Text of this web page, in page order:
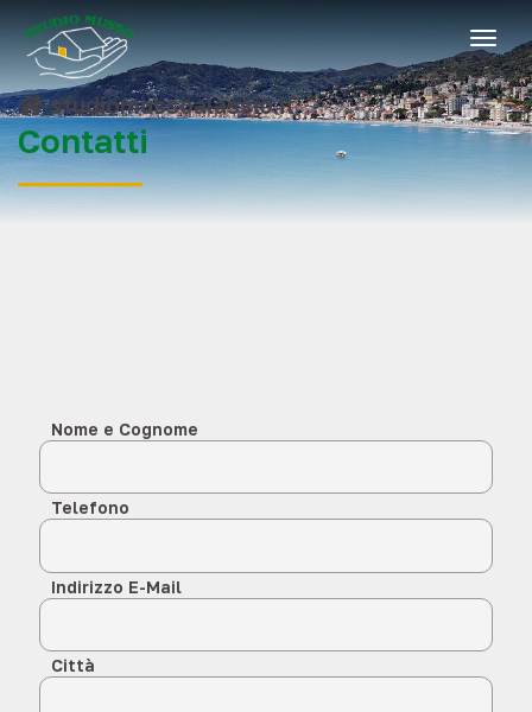
studiomussoalassio.it
Contatti
Nome e Cognome
Telefono
Indirizzo E-Mail
Città